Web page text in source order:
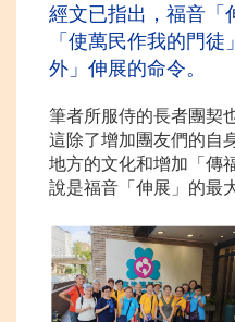
經文已指出，福音「
「使萬民作我的門
外」伸展的命令。
筆者所服侍的長者團契
這除了增加團友們的自
地方的文化和增加「傳
說是福音「伸展」的最